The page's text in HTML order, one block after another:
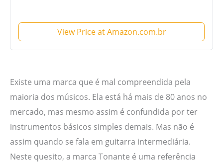
View Price at Amazon.com.br
Existe uma marca que é mal compreendida pela
maioria dos músicos. Ela está há mais de 80 anos no
mercado, mas mesmo assim é confundida por ter
instrumentos básicos simples demais. Mas não é
assim quando se fala em guitarra intermediária.
Neste quesito, a marca Tonante é uma referência